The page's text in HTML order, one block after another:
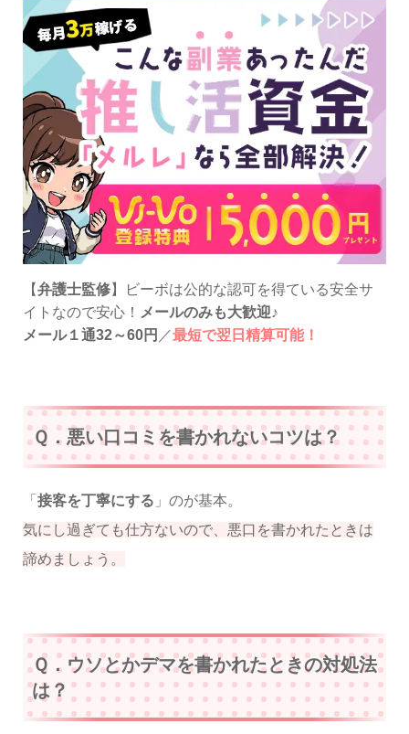
【弁護士監修】ビーボは公的な認可を得ている安全サ
イトなので安心！ メールのみも大歓迎♪
メール１通32～60円 ／最短で翌日精算可能！
Ｑ．悪い口コミを書かれないコツは？
「 接客を丁寧にする 」のが基本。
気にし過ぎても仕方ないので、悪口を書かれたときは
諦めましょう。
Ｑ．ウソとかデマを書かれたときの対処法
は？